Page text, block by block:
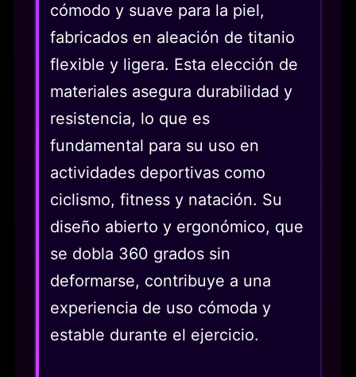
cómodo y suave para la piel,
fabricados en aleación de titanio
flexible y ligera. Esta elección de
materiales asegura durabilidad y
resistencia, lo que es
fundamental para su uso en
actividades deportivas como
ciclismo, fitness y natación. Su
diseño abierto y ergonómico, que
se dobla 360 grados sin
deformarse, contribuye a una
experiencia de uso cómoda y
estable durante el ejercicio.